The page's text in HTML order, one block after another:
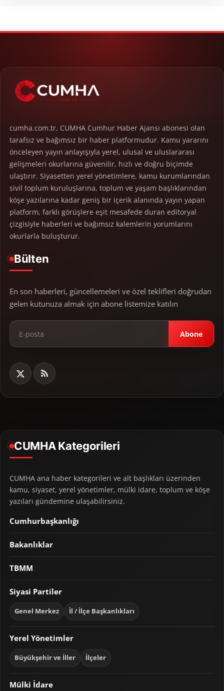
cumha.com.tr, CUMHA Cumhur Haber Ajansı abonesi olan
tarafsız ve bağımsız bir haber platformudur. Kamu yararını
önceleyen yayın anlayışıyla yerel, ulusal ve uluslararası
gelişmeleri okurlarına güvenilir, hızlı ve doğru biçimde
ulaştırır. Siyasetten yerel yönetimlere, kamu kurumlarından
sivil toplum kuruluşlarına, toplum ve yaşam başlıklarından
köşe yazılarına kadar geniş bir içerik alanında yayın yapan
platform, farklı görüşlere eşit mesafede duran editoryal
çizgisiyle haberleri ve bağımsız kalemlerin yorumlarını
okurlarla buluşturur.
Bülten
En son haberleri, güncellemeleri ve özel teklifleri doğrudan
gelen kutunuza almak için abone listemize katılın
Abone
CUMHA Kategorileri
CUMHA ana haber kategorileri ve alt başlıkları üzerinden
kamu, siyaset, yerel yönetimler, mülki idare, toplum ve köşe
yazıları gündemine ulaşabilirsiniz.
Cumhurbaşkanlığı
Bakanlıklar
TBMM
Siyasi Partiler
Genel Merkez İl / İlçe Başkanlıkları
Yerel Yönetimler
Büyükşehir ve İller İlçeler
Mülki İdare